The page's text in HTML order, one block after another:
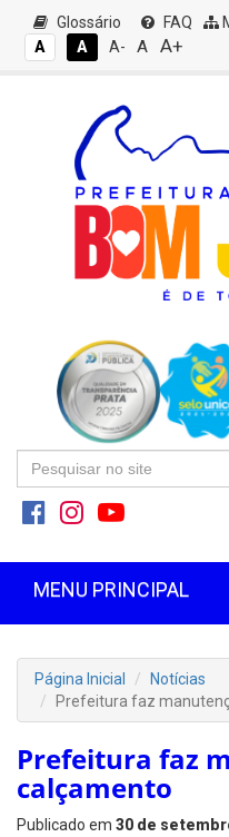
Glossário FAQ
A
A A- A A+
MENU PRINCIPAL
Página Inicial
Notícias
Prefeitura faz
Prefeitura faz
calçamento
Publicado em 30 de